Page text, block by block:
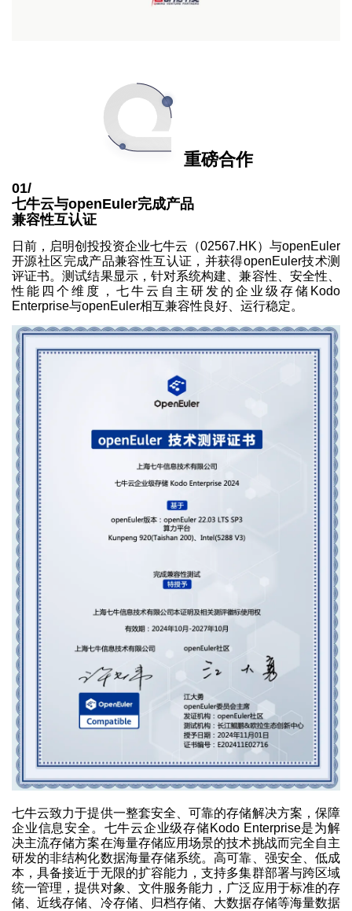
重磅合作
01/
七牛云与openEuler完成产品
兼容性互认证
日前，启明创投投资企业七牛云（02567.HK）与openEuler
开源社区完成产品兼容性互认证，并获得openEuler技术测
评证书。测试结果显示，针对系统构建、兼容性、安全性、
性能四个维度，七牛云自主研发的企业级存储Kodo
Enterprise与openEuler相互兼容性良好、运行稳定。
七牛云致力于提供一整套安全、可靠的存储解决方案，保障
企业信息安全。七牛云企业级存储Kodo Enterprise是为解
决主流存储方案在海量存储应用场景的技术挑战而完全自主
研发的非结构化数据海量存储系统。高可靠、强安全、低成
本，具备接近于无限的扩容能力，支持多集群部署与跨区域
统一管理，提供对象、文件服务能力，广泛应用于标准的存
储、近线存储、冷存储、归档存储、大数据存储等海量数据